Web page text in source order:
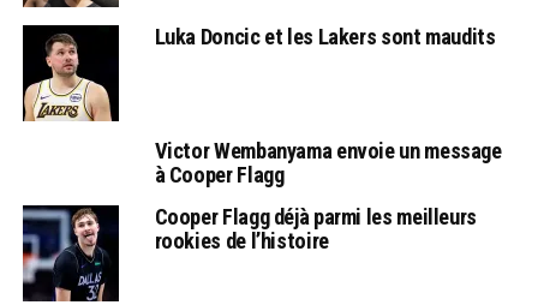
Luka Doncic et les Lakers sont maudits
Victor Wembanyama envoie un message
à Cooper Flagg
Cooper Flagg déjà parmi les meilleurs
rookies de l’histoire